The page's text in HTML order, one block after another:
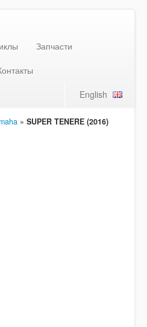
Запчасти
English
» SUPER TENERE (2016)